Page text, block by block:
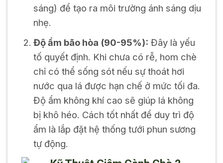
sáng) để tạo ra môi trường ánh sáng dịu
nhẹ.
Độ ẩm bão hòa (90-95%): Đây là yếu
tố quyết định. Khi chưa có rễ, hom chè
chỉ có thể sống sót nếu sự thoát hơi
nước qua lá được hạn chế ở mức tối đa.
Độ ẩm không khí cao sẽ giúp lá không
bị khô héo. Cách tốt nhất để duy trì độ
ẩm là lắp đặt hệ thống tưới phun sương
tự động.